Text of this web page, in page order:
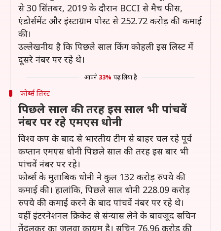
से 30 सिंतबर, 2019 के दौरान BCCI से मैच फीस,
एंडोर्समेंट और इंस्टाग्राम पोस्ट से 252.72 करोड़ की कमाई
की।
उल्लेखनीय है कि पिछले साल किंग कोहली इस लिस्ट में
दूसरे नंबर पर रहे थे।
आपने 33% पढ़ लिया है
फोर्ब्स लिस्ट
पिछले साल की तरह इस साल भी पांचवें
नंबर पर रहे एमएस धोनी
विश्व कप के बाद से भारतीय टीम से बाहर चल रहे पूर्व
कप्तान एमएस धोनी पिछले साल की तरह इस बार भी
पांचवें नंबर पर रहे।
फोर्ब्स के मुताबिक धोनी ने कुल 132 करोड़ रुपये की
कमाई की। हालांकि, पिछले साल धोनी 228.09 करोड़
रुपये की कमाई करने के बाद पांचवें नंबर पर रहे थे।
वहीं इंटरनेशनल क्रिकेट से संन्यास लेने के बावजूद सचिन
तेंदुलकर का जलवा कायम है। सचिन 76.96 करोड़ की